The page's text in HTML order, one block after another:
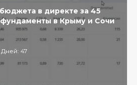
бюджета в директе за 45
в Крыму и Сочи
Дней: 47